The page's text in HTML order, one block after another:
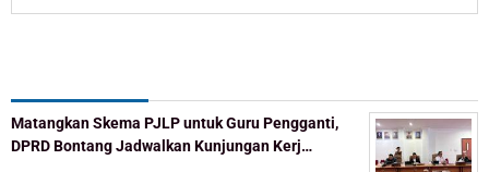
Matangkan Skema PJLP untuk Guru Pengganti,
DPRD Bontang Jadwalkan Kunjungan Kerj…